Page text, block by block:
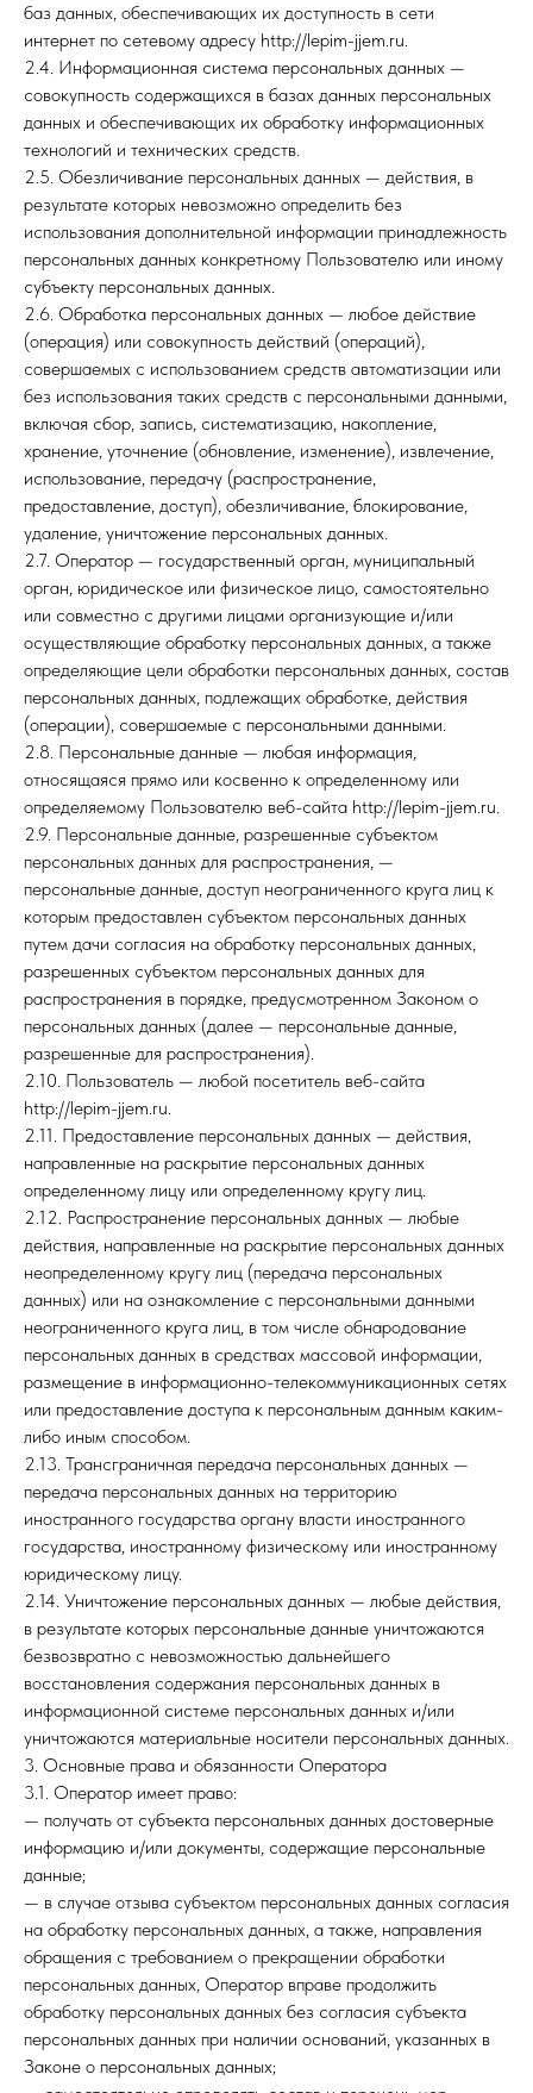
баз данных, обеспечивающих их доступность в сети
интернет по сетевому адресу http://lepim-jjem.ru.
2.4. Информационная система персональных данных —
совокупность содержащихся в базах данных персональных
данных и обеспечивающих их обработку информационных
технологий и технических средств.
2.5. Обезличивание персональных данных — действия, в
результате которых невозможно определить без
использования дополнительной информации принадлежность
персональных данных конкретному Пользователю или иному
субъекту персональных данных.
2.6. Обработка персональных данных — любое действие
(операция) или совокупность действий (операций),
совершаемых с использованием средств автоматизации или
без использования таких средств с персональными данными,
включая сбор, запись, систематизацию, накопление,
хранение, уточнение (обновление, изменение), извлечение,
использование, передачу (распространение,
предоставление, доступ), обезличивание, блокирование,
удаление, уничтожение персональных данных.
2.7. Оператор — государственный орган, муниципальный
орган, юридическое или физическое лицо, самостоятельно
или совместно с другими лицами организующие и/или
осуществляющие обработку персональных данных, а также
определяющие цели обработки персональных данных, состав
персональных данных, подлежащих обработке, действия
(операции), совершаемые с персональными данными.
2.8. Персональные данные — любая информация,
относящаяся прямо или косвенно к определенному или
определяемому Пользователю веб-сайта http://lepim-jjem.ru.
2.9. Персональные данные, разрешенные субъектом
персональных данных для распространения, —
персональные данные, доступ неограниченного круга лиц к
которым предоставлен субъектом персональных данных
путем дачи согласия на обработку персональных данных,
разрешенных субъектом персональных данных для
распространения в порядке, предусмотренном Законом о
персональных данных (далее — персональные данные,
разрешенные для распространения).
2.10. Пользователь — любой посетитель веб-сайта
http://lepim-jjem.ru.
2.11. Предоставление персональных данных — действия,
направленные на раскрытие персональных данных
определенному лицу или определенному кругу лиц.
2.12. Распространение персональных данных — любые
действия, направленные на раскрытие персональных данных
неопределенному кругу лиц (передача персональных
данных) или на ознакомление с персональными данными
неограниченного круга лиц, в том числе обнародование
персональных данных в средствах массовой информации,
размещение в информационно-телекоммуникационных сетях
или предоставление доступа к персональным данным каким-
либо иным способом.
2.13. Трансграничная передача персональных данных —
передача персональных данных на территорию
иностранного государства органу власти иностранного
государства, иностранному физическому или иностранному
юридическому лицу.
2.14. Уничтожение персональных данных — любые действия,
в результате которых персональные данные уничтожаются
безвозвратно с невозможностью дальнейшего
восстановления содержания персональных данных в
информационной системе персональных данных и/или
уничтожаются материальные носители персональных данных.
3. Основные права и обязанности Оператора
3.1. Оператор имеет право:
— получать от субъекта персональных данных достоверные
информацию и/или документы, содержащие персональные
данные;
— в случае отзыва субъектом персональных данных согласия
на обработку персональных данных, а также, направления
обращения с требованием о прекращении обработки
персональных данных, Оператор вправе продолжить
обработку персональных данных без согласия субъекта
персональных данных при наличии оснований, указанных в
Законе о персональных данных;